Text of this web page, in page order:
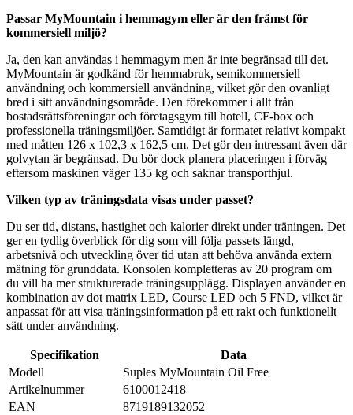
Passar MyMountain i hemmagym eller är den främst för
kommersiell miljö?
Ja, den kan användas i hemmagym men är inte begränsad till det.
MyMountain är godkänd för hemmabruk, semikommersiell
användning och kommersiell användning, vilket gör den ovanligt
bred i sitt användningsområde. Den förekommer i allt från
bostadsrättsföreningar och företagsgym till hotell, CF-box och
professionella träningsmiljöer. Samtidigt är formatet relativt kompakt
med måtten 126 x 102,3 x 162,5 cm. Det gör den intressant även där
golvytan är begränsad. Du bör dock planera placeringen i förväg
eftersom maskinen väger 135 kg och saknar transporthjul.
Vilken typ av träningsdata visas under passet?
Du ser tid, distans, hastighet och kalorier direkt under träningen. Det
ger en tydlig överblick för dig som vill följa passets längd,
arbetsnivå och utveckling över tid utan att behöva använda extern
mätning för grunddata. Konsolen kompletteras av 20 program om
du vill ha mer strukturerade träningsupplägg. Displayen använder en
kombination av dot matrix LED, Course LED och 5 FND, vilket är
anpassat för att visa träningsinformation på ett rakt och funktionellt
sätt under användning.
Specifikation
Data
Modell
Suples MyMountain Oil Free
Artikelnummer
6100012418
EAN
8719189132052